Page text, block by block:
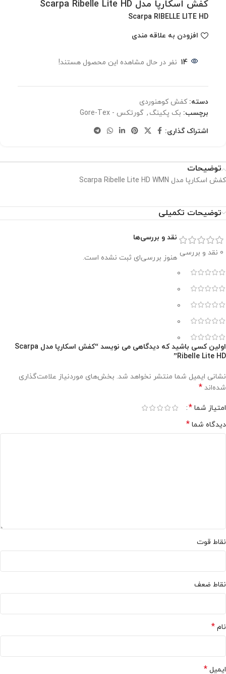
کفش اسکارپا مدل Scarpa Ribelle Lite HD
Scarpa RIBELLE LITE HD
افزودن به علاقه مندی
14 نفر در حال مشاهده این محصول هستند!
دسته: کفش کوهنوردی
برچسب: بک پکینگ , گورتکس - Gore-Tex
اشتراک گذاری:
توضیحات
کفش اسکارپا مدل Scarpa Ribelle Lite HD WMN
توضیحات تکمیلی
0 نقد و بررسی
0
0
0
0
0
نقد و بررسی‌ها
هنوز بررسی‌ای ثبت نشده است.
اولین کسی باشید که دیدگاهی می نویسد “کفش اسکارپا مدل Scarpa
Ribelle Lite HD”
نشانی ایمیل شما منتشر نخواهد شد. بخش‌های موردنیاز علامت‌گذاری
شده‌اند *
امتیاز شما *
دیدگاه شما *
نقاط قوت
نقاط ضعف
نام *
ایمیل *